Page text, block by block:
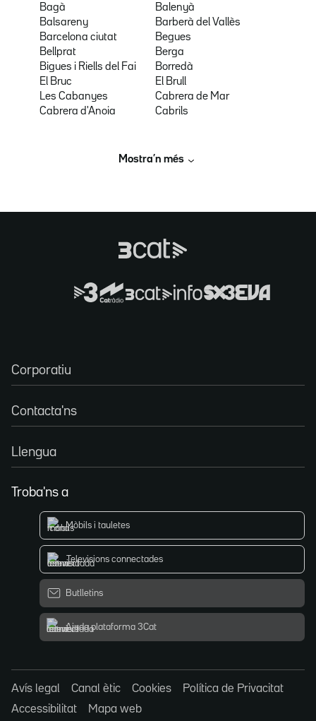
Bagà
Balenyà
Balsareny
Barberà del Vallès
Barcelona ciutat
Begues
Bellprat
Berga
Bigues i Riells del Fai
Borredà
El Bruc
El Brull
Les Cabanyes
Cabrera de Mar
Cabrera d'Anoia
Cabrils
Mostra’n més
Corporatiu
Contacta'ns
Llengua
Troba'ns a
Mòbils i tauletes
Televisions connectades
Butlletins
Ajuda plataforma 3Cat
Avís legal Canal ètic Cookies
Política de Privacitat
Accessibilitat
Mapa web